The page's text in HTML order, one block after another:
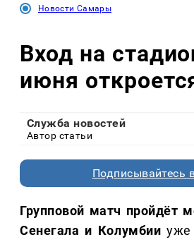
Новости Самары
Вход на
июня
Служба новостей
Автор статьи
Подписывайтесь
Групповой матч пройдёт
Сенегала и Колумбии уже